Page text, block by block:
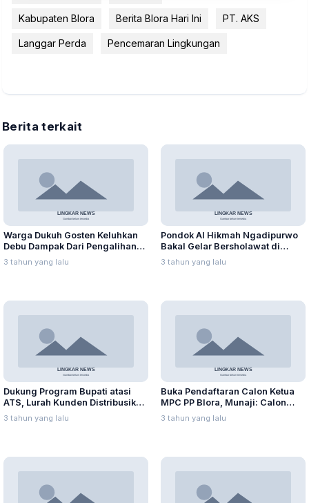
Kabupaten Blora Berita Blora Hari Ini PT. AKS
Langgar Perda Pencemaran Lingkungan
Berita terkait
Warga Dukuh Gosten Keluhkan
Debu Dampak Dari Pengalihan
Jalur Alternatif Pembangunan
Jembatan Badong
3 tahun yang lalu
Pondok Al Hikmah Ngadipurwo
Bakal Gelar Bersholawat di
Malam 17 Agustus
3 tahun yang lalu
Dukung Program Bupati atasi
ATS, Lurah Kunden Distribusikan
Bantuan untuk Warganya
3 tahun yang lalu
Buka Pendaftaran Calon Ketua
MPC PP Blora, Munaji: Calon
Harus Bersaing Secara Sehat
3 tahun yang lalu